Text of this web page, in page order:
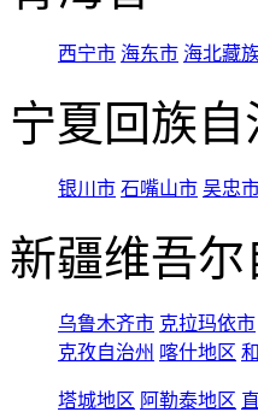
西宁市 海东市 海北藏
宁夏回族自
银川市 石嘴山市 吴忠
新疆维吾尔
乌鲁木齐市 克拉玛依市
克孜自治州 喀什地区
塔城地区 阿勒泰地区